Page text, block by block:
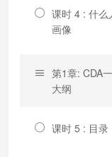
课时 4 : 什
画像
第1章: CDA
大纲
课时 5 : 目录